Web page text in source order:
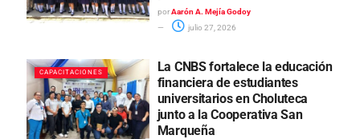
por Aarón A. Mejía Godoy
julio 27, 2026
CAPACITACIONES
La CNBS fortalece la educación
financiera de estudiantes
universitarios en Choluteca
junto a la Cooperativa San
Marqueña